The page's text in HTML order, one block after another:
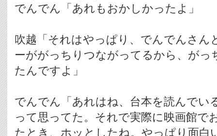
でんでん「あれもおかしかったよ」
吹越「それはやっぱり、でんでんさん
ーががっちりつながってるから、がっ
たんですよ」
でんでん「あれはね、台本を読んでい
って思ってた。それで実際に映画館で
たとき、ホッとしたね。やっぱり面白